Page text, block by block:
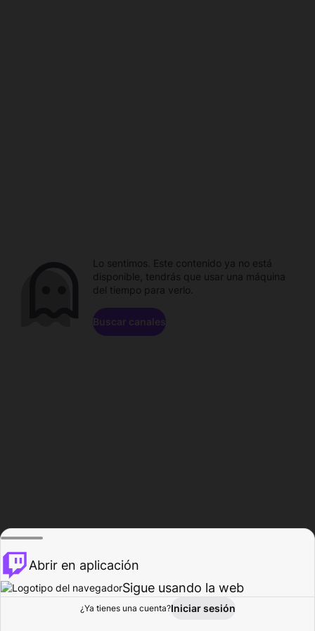
Explorar Actividad
Lo sentimos. Este contenido ya no está
disponible, tendrás que usar una máquina
del tiempo para verlo.
Buscar canales
Abrir en aplicación
Sigue usando la web
¿Ya tienes una cuenta?Iniciar sesión